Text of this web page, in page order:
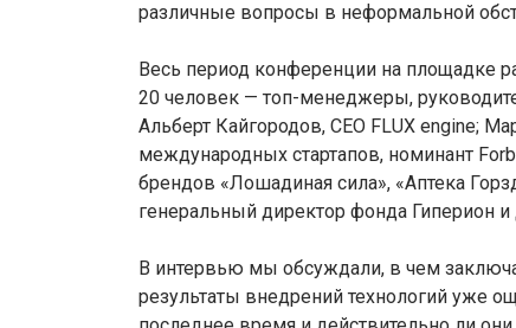
различные вопросы в неформальной
Весь период конференции на площадке
20 человек — топ-менеджеры,
Альберт Кайгородов, CEO FLUX engine;
международных стартапов, номинант
брендов «Лошадиная сила», «Аптека
генеральный директор фонда Гиперион и
В интервью мы обсуждали, в чем
результаты внедрений технологий уже